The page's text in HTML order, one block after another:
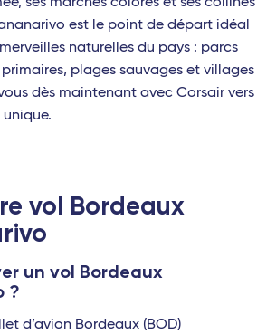
est le point de départ idéal
naturelles du pays : parcs
plages sauvages et villages
dès maintenant avec Corsair vers
vol Bordeaux
un vol Bordeaux
?
d’avion Bordeaux (BOD)